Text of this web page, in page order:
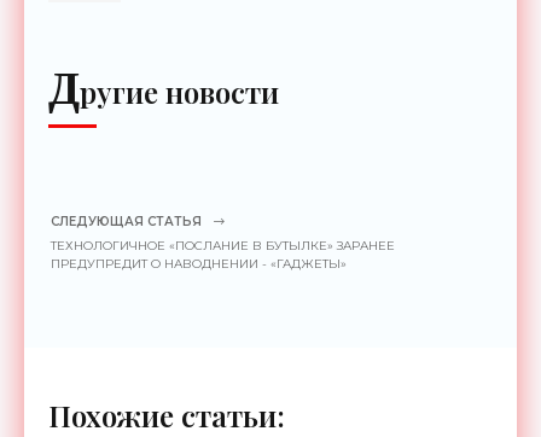
Другие новости
СЛЕДУЮЩАЯ СТАТЬЯ
ТЕХНОЛОГИЧНОЕ «ПОСЛАНИЕ В БУТЫЛКЕ» ЗАРАНЕЕ
ПРЕДУПРЕДИТ О НАВОДНЕНИИ - «ГАДЖЕТЫ»
Похожие статьи: